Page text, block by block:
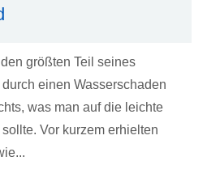
größten Teil seines
einen Wasserschaden
was man auf die leichte
Vor kurzem erhielten